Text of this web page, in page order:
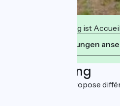
Diese Einrichtung ist
Ihre Verpflichtungen
Beschreibung
Le Mas du Recati propose